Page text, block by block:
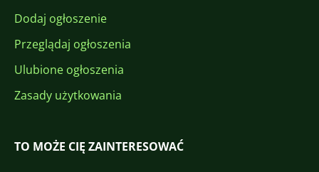
Dodaj ogłoszenie
Przeglądaj ogłoszenia
Ulubione ogłoszenia
Zasady użytkowania
TO MOŻE CIĘ ZAINTERESOWAĆ